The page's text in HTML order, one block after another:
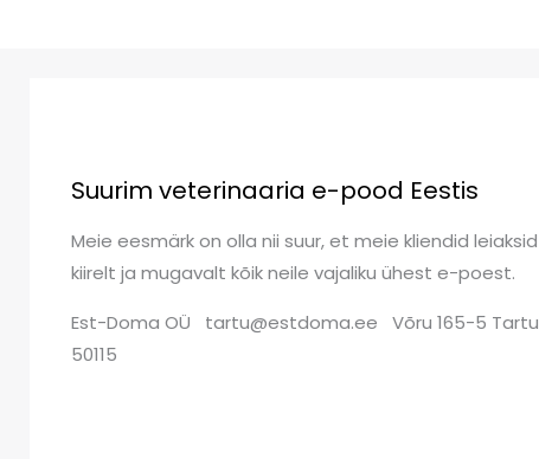
Suurim veterinaaria e-pood Eestis
Meie eesmärk on olla nii suur, et meie kliendid leiaksid
kiirelt ja mugavalt kõik neile vajaliku ühest e-poest.
Est-Doma OÜ tartu@estdoma.ee Võru 165-5 Tartu
50115